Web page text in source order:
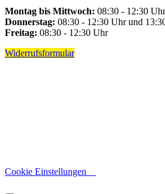
Montag bis Mittwoch: 08:30 - 12:30
Donnerstag: 08:30 - 12:30 Uhr und
Freitag: 08:30 - 12:30 Uhr
Widerrufsformular
Cookie Einstellungen